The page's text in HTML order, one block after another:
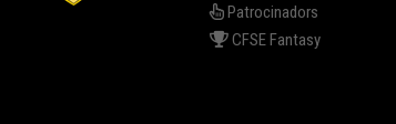
Patrocinadors
CFSE Fantasy